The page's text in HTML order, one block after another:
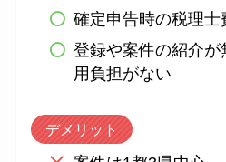
確定申告時の税理士
登録や案件の紹介
用負担がない
デメリット